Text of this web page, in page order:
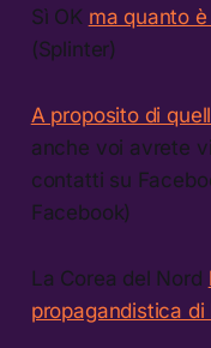
Sì OK ma quanto
(Splinter)
A proposito di
anche voi avrete
contatti su
Facebook)
La Corea del Nord
propagandistica di